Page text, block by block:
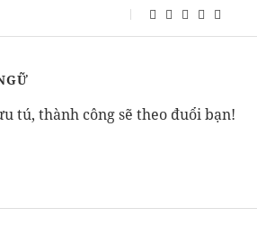
tú, thành công sẽ theo đuổi bạn!